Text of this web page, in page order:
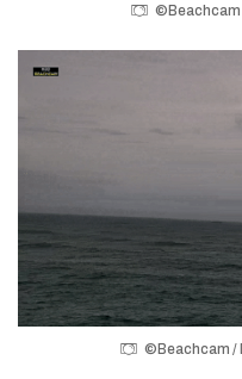
©Beachcam
©Beachcam /